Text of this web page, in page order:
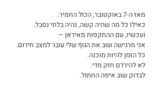
מאז ה-7 באוקטובר, הכול החמיר.
כאילו כל מה שהיה קשה, נהיה בלתי נסבל.
ועכשיו, עם ההתקפות מאיראן —
אני מרגישה שוב את הגוף שלי עובר למצב חירום.
כל הזמן להיות מוכנה.
לא להירדם חזק מדי.
לבדוק שוב איפה החתול.